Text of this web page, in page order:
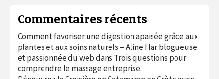
Commentaires récents
Comment favoriser une digestion apaisée grâce aux
plantes et aux soins naturels – Aline Har blogueuse
et passionnée du webdans Trois questions pour
comprendre le massage entreprise.